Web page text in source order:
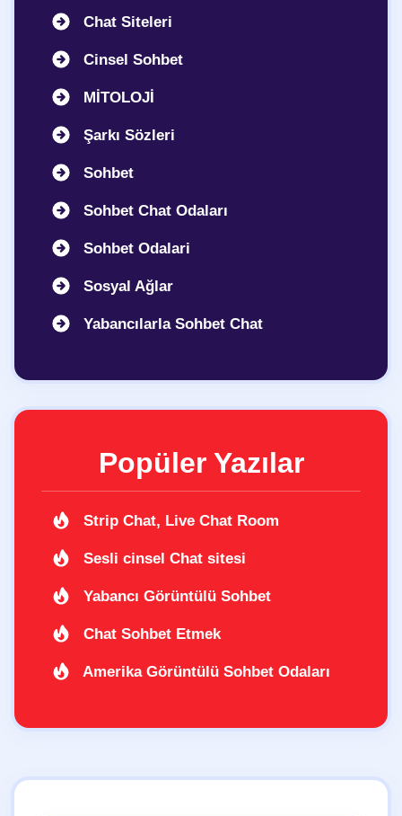
Chat Siteleri
Cinsel Sohbet
MİTOLOJİ
Şarkı Sözleri
Sohbet
Sohbet Chat Odaları
Sohbet Odalari
Sosyal Ağlar
Yabancılarla Sohbet Chat
Popüler Yazılar
Strip Chat, Live Chat Room
Sesli cinsel Chat sitesi
Yabancı Görüntülü Sohbet
Chat Sohbet Etmek
Amerika Görüntülü Sohbet Odaları